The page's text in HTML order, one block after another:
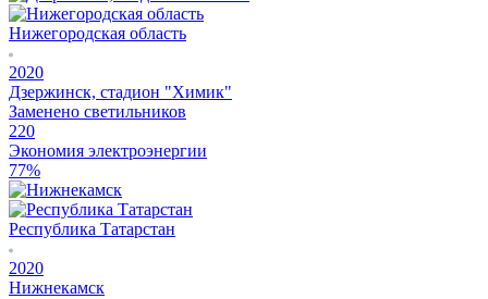
Нижегородская область
2020
Дзержинск, стадион "Химик"
Заменено светильников
220
Экономия электроэнергии
77%
Республика Татарстан
2020
Нижнекамск